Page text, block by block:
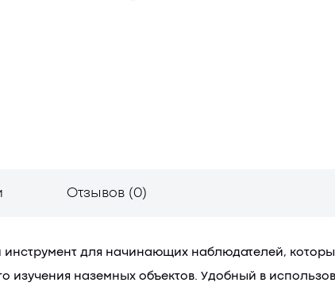
Отзывов (0)
инструмент для начинающих наблюдателей,
изучения наземных объектов. Удобный в